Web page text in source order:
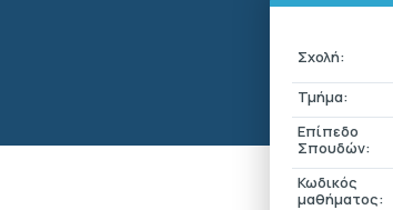
Σχολή:
Τμήμα:
Επίπεδο
Σπουδών:
Κωδικός
μαθήματος: